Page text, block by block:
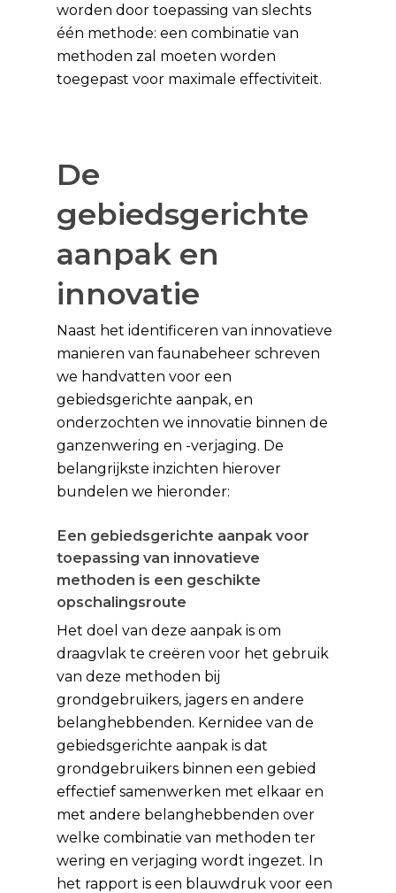
worden door toepassing van slechts
één methode: een combinatie van
methoden zal moeten worden
toegepast voor maximale effectiviteit.
De
gebiedsgerichte
aanpak en
innovatie
Naast het identificeren van innovatieve
manieren van faunabeheer schreven
we handvatten voor een
gebiedsgerichte aanpak, en
onderzochten we innovatie binnen de
ganzenwering en -verjaging. De
belangrijkste inzichten hierover
bundelen we hieronder:
Een gebiedsgerichte aanpak voor
toepassing van innovatieve
methoden is een geschikte
opschalingsroute
Het doel van deze aanpak is om
draagvlak te creëren voor het gebruik
van deze methoden bij
grondgebruikers, jagers en andere
belanghebbenden. Kernidee van de
gebiedsgerichte aanpak is dat
grondgebruikers binnen een gebied
effectief samenwerken met elkaar en
met andere belanghebbenden over
welke combinatie van methoden ter
wering en verjaging wordt ingezet. In
het rapport is een blauwdruk voor een